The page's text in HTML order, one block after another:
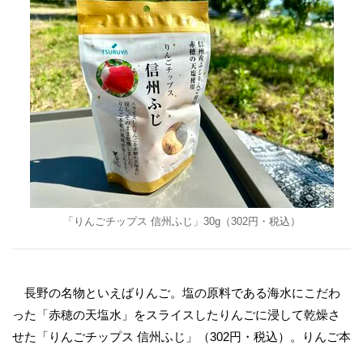
「りんごチップス 信州ふじ」30g（302円・税込）
長野の名物といえばりんご。塩の原料である海水にこだわ
った「赤穂の天塩水」をスライスしたりんごに浸して乾燥さ
せた「りんごチップス 信州ふじ」（302円・税込）。りんご本